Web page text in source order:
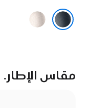
ضوء
النجوم
مقاس الإطار.